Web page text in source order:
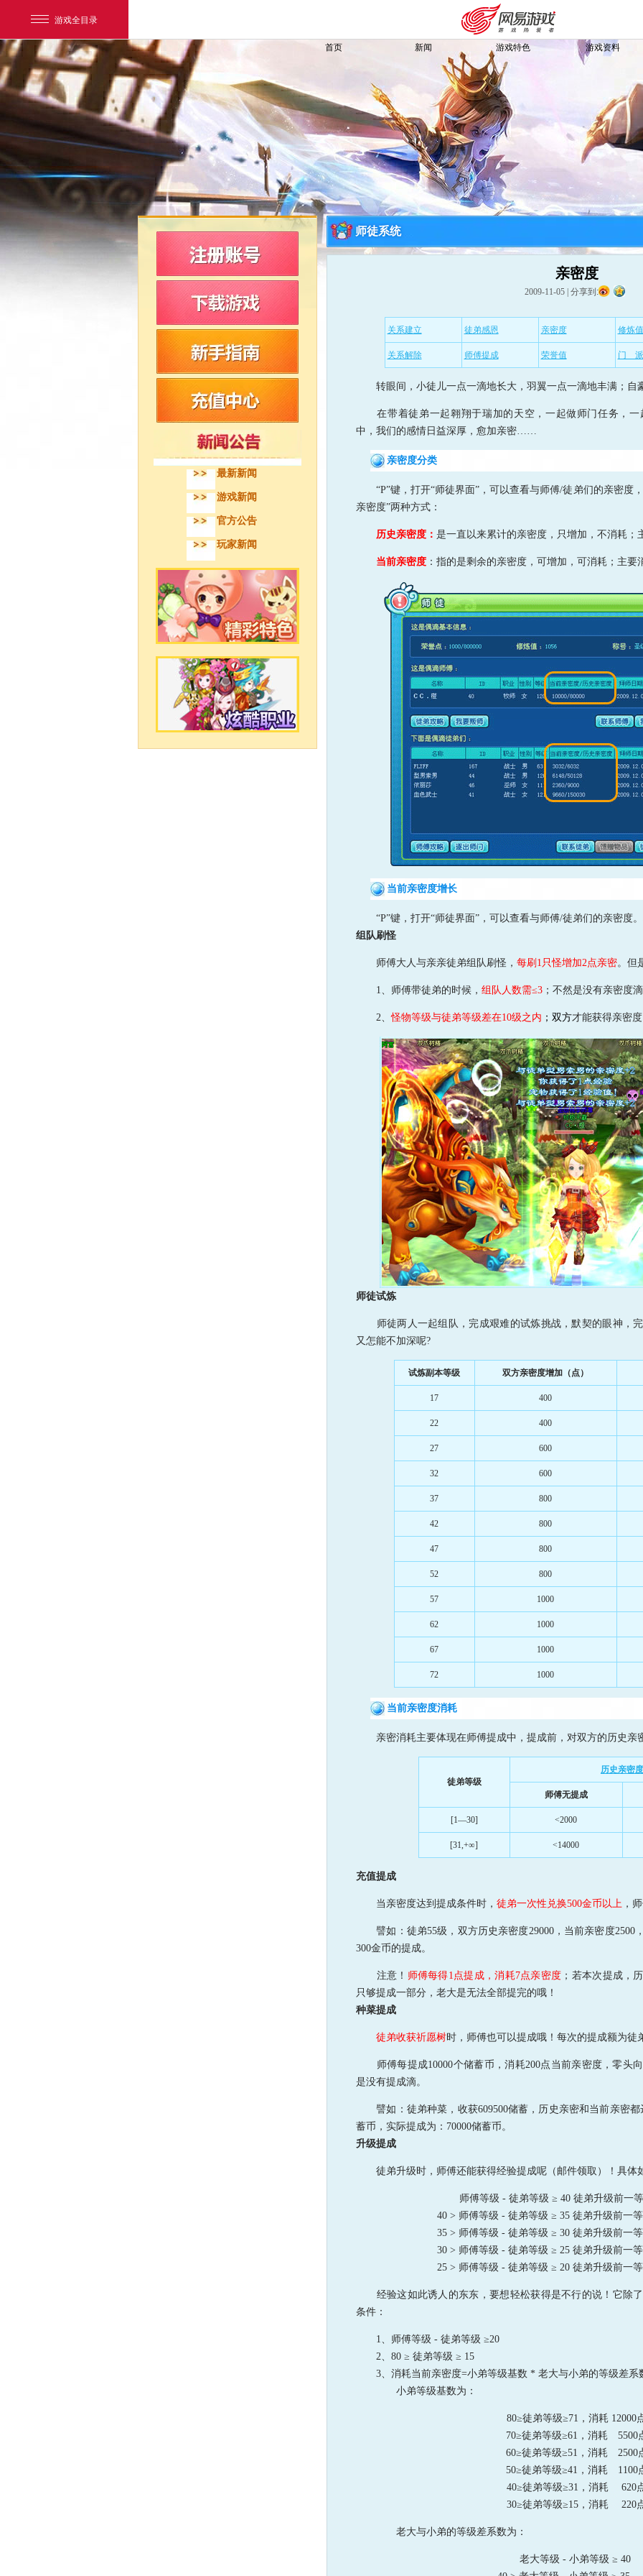
游戏全目录
网易游戏
游戏爱好者
我的足迹：
客服中心
首页 新闻 游戏特色 游戏资料
最新新闻
游戏新闻
官方公告
玩家新闻
师徒系统
亲密度
2009-11-05 分享到:
关系建立 徒弟感恩 亲密度 修炼值
关系解除 师傅提成 荣誉值 门 派
转眼间，小徒儿一点一滴地长大，羽翼一点一滴地丰满；自
在带着徒弟一起翱翔于瑞加的天空，一起做师门任务，一
中，我们的感情日益深厚，愈加亲密……
亲密度分类
“P”键，打开“师徒界面”，可以查看与师傅/徒弟们的亲密度
亲密度”两种方式：
历史亲密度： 是一直以来累计的亲密度，只增加，不消耗；
当前亲密度 ：指的是剩余的亲密度，可增加，可消耗；主要
当前亲密度增长
“P”键，打开“师徒界面”，可以查看与师傅/徒弟们的亲密度
组队刷怪
师傅大人与亲亲徒弟组队刷怪， 每刷1只怪增加2点亲密。但
1、师傅带徒弟的时候， 组队人数需≤3 ；不然是没有亲密度
2、怪物等级与徒弟等级差在10级之内 ；双方才能获得亲密
师徒试炼
师徒两人一起组队，完成艰难的试炼挑战，默契的眼神，
又怎能不加深呢?
试炼副本等级 双方亲密度增加（点）
17 400
22 400
27 600
32 600
37 800
42 800
47 800
52 800
57 1000
62 1000
67 1000
72 1000
当前亲密度消耗
亲密消耗主要体现在师傅提成中，提成前，对双方的历史亲
徒弟等级
历史亲密度
师傅无提成
[1—30] <2000
[31,+∞] <14000
充值提成
当亲密度达到提成条件时， 徒弟一次性兑换500金币以上 ，
譬如：徒弟55级，双方历史亲密度29000，当前亲密度2500
300金币的提成。
注意！ 师傅每得1点提成，消耗7点亲密度 ；若本次提成，
只够提成一部分，老大是无法全部提完的哦！
种菜提成
徒弟收获祈愿树时，师傅也可以提成哦！每次的提成额为徒
师傅每提成10000个储蓄币，消耗200点当前亲密度，零头
是没有提成滴。
譬如：徒弟种菜，收获609500储蓄，历史亲密和当前亲密都
蓄币，实际提成为：70000储蓄币。
升级提成
徒弟升级时，师傅还能获得经验提成呢（邮件领取）！具体
师傅等级 - 徒弟等级 ≥ 40 徒弟升级前一等
40 > 师傅等级 - 徒弟等级 ≥ 35 徒弟升级前一
35 > 师傅等级 - 徒弟等级 ≥ 30 徒弟升级前一
30 > 师傅等级 - 徒弟等级 ≥ 25 徒弟升级前一
25 > 师傅等级 - 徒弟等级 ≥ 20 徒弟升级前一
经验这如此诱人的东东，要想轻松获得是不行的说！它除
条件：
1、师傅等级 - 徒弟等级 ≥20
2、80 ≥ 徒弟等级 ≥ 15
3、消耗当前亲密度=小弟等级基数 * 老大与小弟的等级差系
小弟等级基数为：
80≥徒弟等级≥71，消耗 12000
70≥徒弟等级≥61，消耗 5500
60≥徒弟等级≥51，消耗 2500
50≥徒弟等级≥41，消耗 1100
40≥徒弟等级≥31，消耗 620
30≥徒弟等级≥15，消耗 220
老大与小弟的等级差系数为：
老大等级 - 小弟等级 ≥ 40